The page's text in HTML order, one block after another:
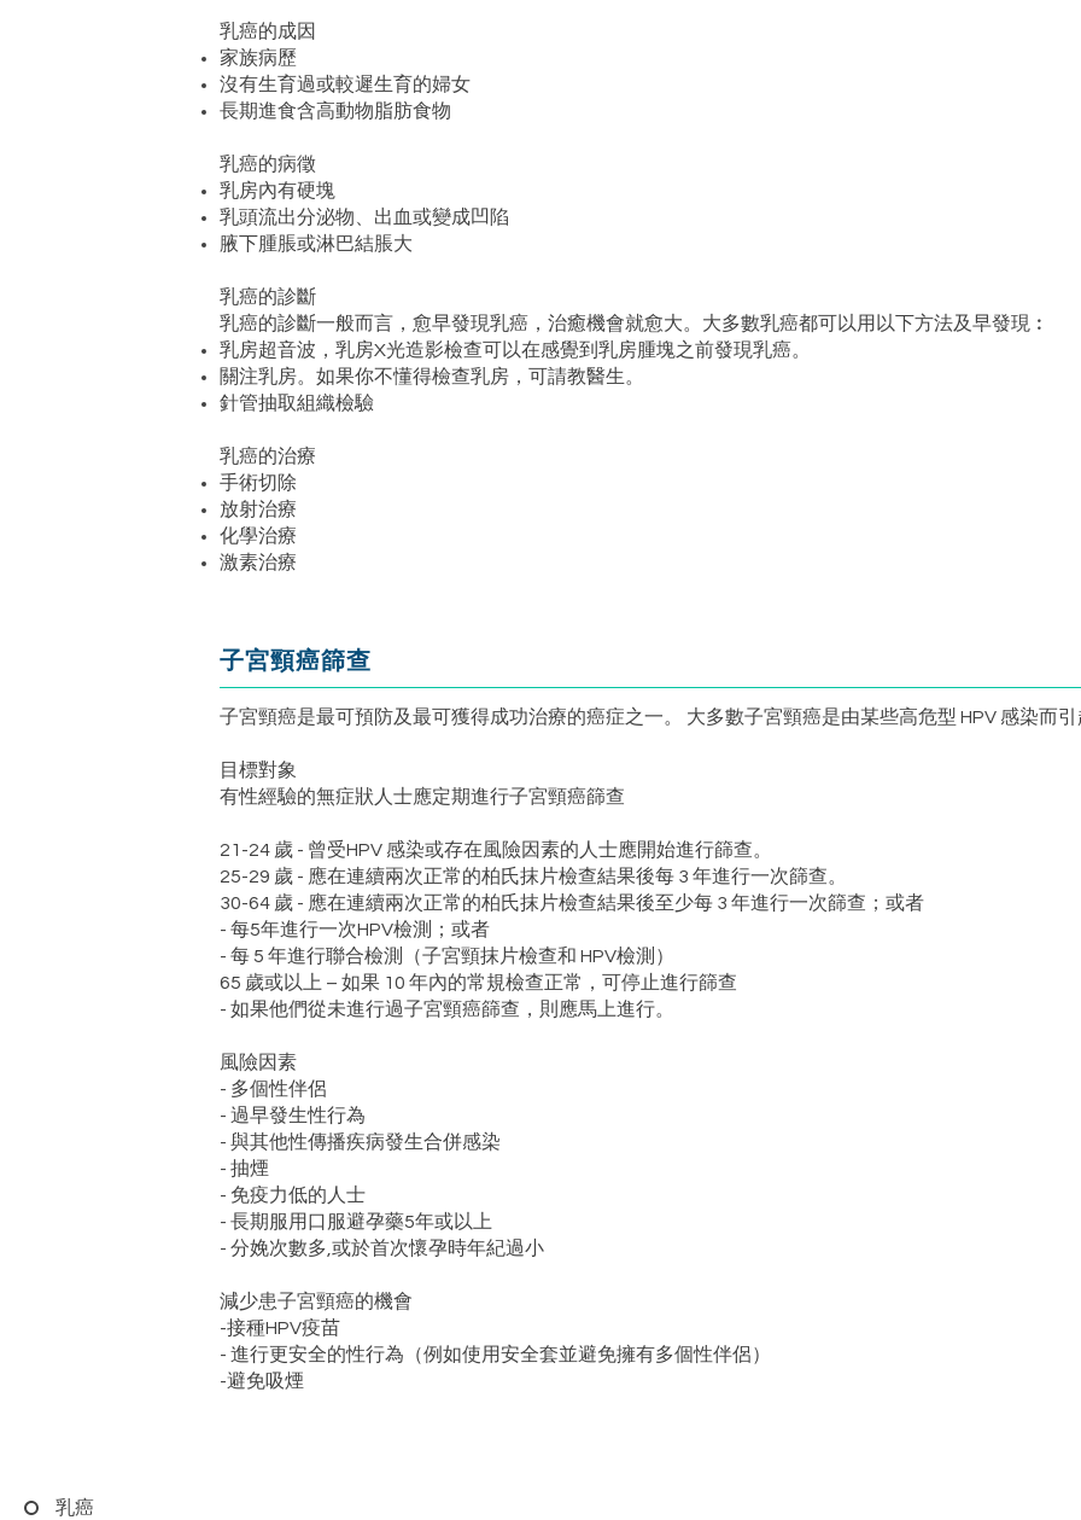
乳癌
乳癌的成因
家族病歷
沒有生育過或較遲生育的婦女
長期進食含高動物脂肪食物
乳癌的病徵
乳房內有硬塊
乳頭流出分泌物、出血或變成凹陷
腋下腫脹或淋巴結脹大
乳癌的診斷
乳癌的診斷一般而言，愈早發現乳癌，治癒機會就愈大。大多數乳癌都可以用以下方法及早發現︰
乳房超音波，乳房X光造影檢查可以在感覺到乳房腫塊之前發現乳癌。
關注乳房。如果你不懂得檢查乳房，可請教醫生。
針管抽取組織檢驗
乳癌的治療
手術切除
放射治療
化學治療
激素治療
子宮頸癌篩查
子宮頸癌是最可預防及最可獲得成功治療的癌症之一。 大多數子宮頸癌是由某些高危型 HPV 感染而
目標對象
有性經驗的無症狀人士應定期進行子宮頸癌篩查
21-24 歲 - 曾受HPV 感染或存在風險因素的人士應開始進行篩查。
25-29 歲 - 應在連續兩次正常的柏氏抹片檢查結果後每 3 年進行一次篩查。
30-64 歲 - 應在連續兩次正常的柏氏抹片檢查結果後至少每 3 年進行一次篩查；或者
- 每5年進行一次HPV檢測；或者
- 每 5 年進行聯合檢測（子宮頸抹片檢查和 HPV檢測）
65 歲或以上 – 如果 10 年內的常規檢查正常，可停止進行篩查
- 如果他們從未進行過子宮頸癌篩查，則應馬上進行。
風險因素
- 多個性伴侶
- 過早發生性行為
- 與其他性傳播疾病發生合併感染
- 抽煙
- 免疫力低的人士
- 長期服用口服避孕藥5年或以上
- 分娩次數多,或於首次懷孕時年紀過小
減少患子宮頸癌的機會
-接種HPV疫苗
- 進行更安全的性行為（例如使用安全套並避免擁有多個性伴侶）
-避免吸煙